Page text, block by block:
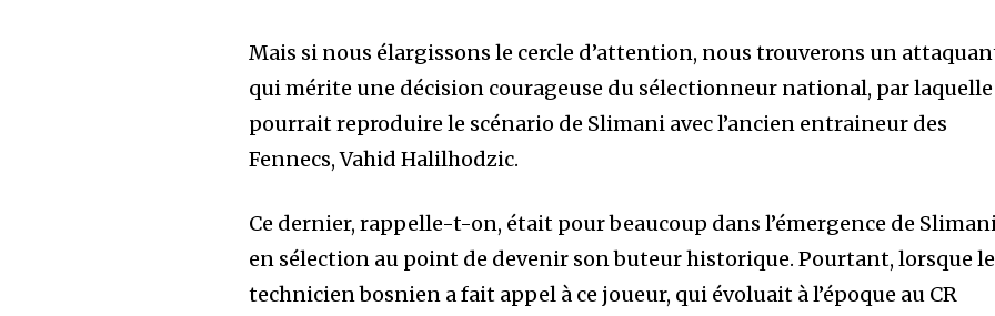
Mais si nous élargissons le cercle d’attention, nous trouverons un
qui mérite une décision courageuse du sélectionneur national, par
pourrait reproduire le scénario de Slimani avec l’ancien entraineur des
Fennecs, Vahid Halilhodzic.
Ce dernier, rappelle-t-on, était pour beaucoup dans l’émergence de
en sélection au point de devenir son buteur historique. Pourtant, lorsque le
technicien bosnien a fait appel à ce joueur, qui évoluait à l’époque au CR